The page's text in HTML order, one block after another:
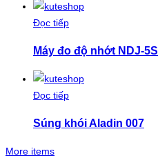
Đọc tiếp
Máy đo độ nhớt NDJ-5S
Đọc tiếp
Súng khói Aladin 007
More items